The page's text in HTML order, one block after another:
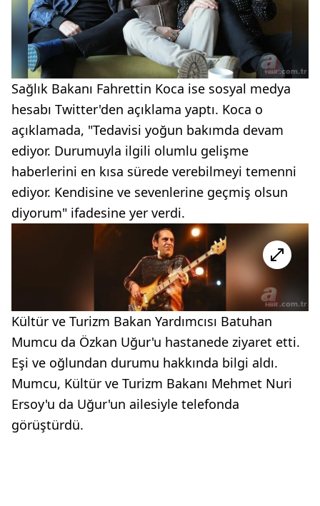
Sağlık Bakanı Fahrettin Koca ise sosyal medya
hesabı Twitter'den açıklama yaptı. Koca o
açıklamada, "Tedavisi yoğun bakımda devam
ediyor. Durumuyla ilgili olumlu gelişme
haberlerini en kısa sürede verebilmeyi temenni
ediyor. Kendisine ve sevenlerine geçmiş olsun
diyorum" ifadesine yer verdi.
Kültür ve Turizm Bakan Yardımcısı Batuhan
Mumcu da Özkan Uğur'u hastanede ziyaret etti.
Eşi ve oğlundan durumu hakkında bilgi aldı.
Mumcu, Kültür ve Turizm Bakanı Mehmet Nuri
Ersoy'u da Uğur'un ailesiyle telefonda
görüştürdü.